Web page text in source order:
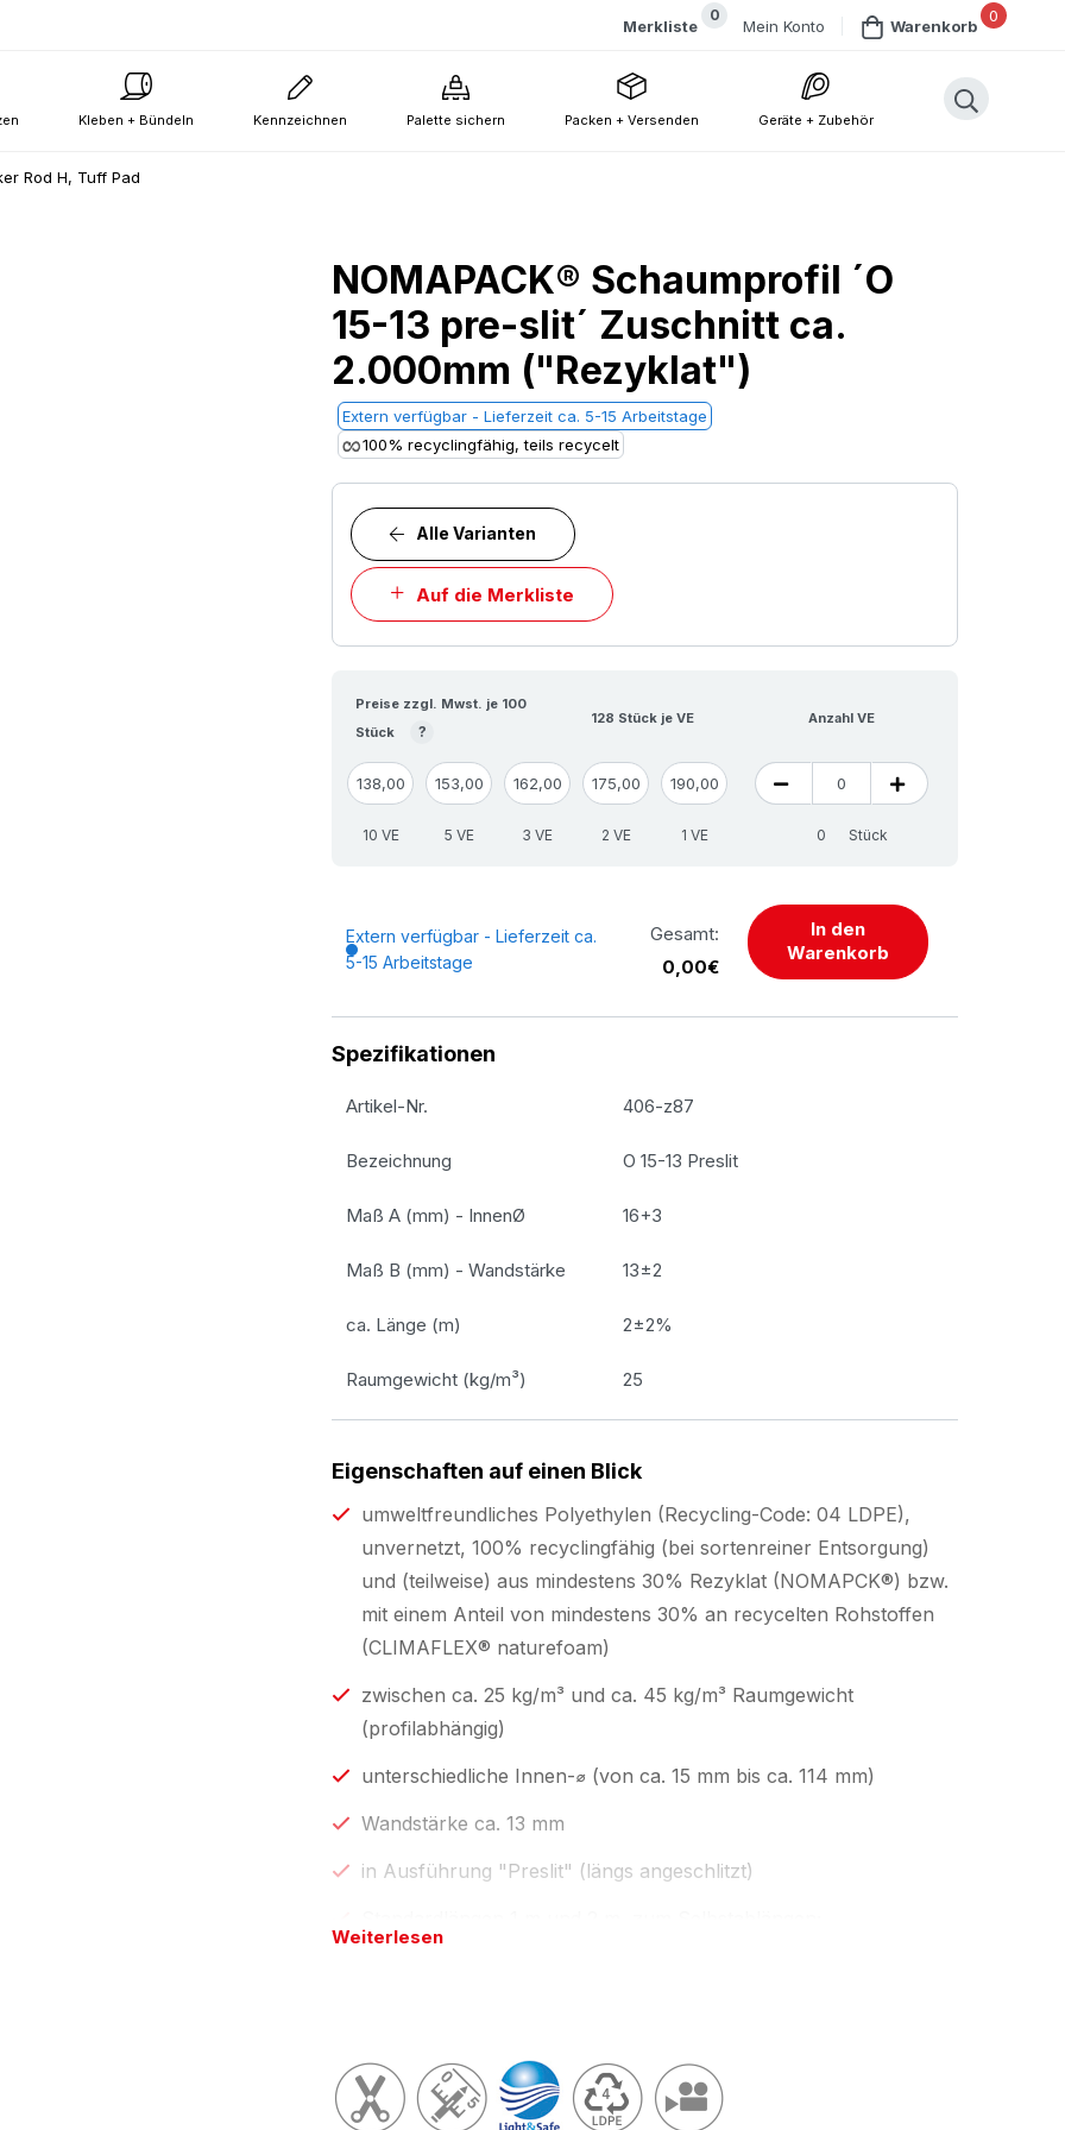
0
Merkliste Mein Konto
0
Warenkorb
Kleben + Bündeln Kennzeichnen Palette sichern Packen + Versenden Geräte + Zubehör
Rod H, Tuff Pad
NOMAPACK® Schaumprofil ´O
15-13 pre-slit´ Zuschnitt ca.
2.000mm ("Rezyklat")
Extern verfügbar - Lieferzeit ca. 5-15 Arbeitstage
100% recyclingfähig, teils recycelt
Auf die Merkliste
Alle Varianten
Preise zzgl. Mwst. je 100
Stück
?
128 Stück je VE Anzahl VE
138,00 153,00 162,00 175,00 190,00
10 VE 5 VE 3 VE 2 VE 1 VE Stück
Extern verfügbar - Lieferzeit ca.
5-15 Arbeitstage
Gesamt:
0,00€
In den
Warenkorb
Spezifikationen
Artikel-Nr. 406-z87
Bezeichnung O 15-13 Preslit
Maß A (mm) - InnenØ 16+3
Maß B (mm) - Wandstärke 13±2
ca. Länge (m) 2±2%
Raumgewicht (kg/m³) 25
Eigenschaften auf einen Blick
umweltfreundliches Polyethylen (Recycling-Code: 04 LDPE),
unvernetzt, 100% recyclingfähig (bei sortenreiner Entsorgung)
und (teilweise) aus mindestens 30% Rezyklat (NOMAPCK®) bzw.
mit einem Anteil von mindestens 30% an recycelten Rohstoffen
(CLIMAFLEX® naturefoam)
zwischen ca. 25 kg/m³ und ca. 45 kg/m³ Raumgewicht
(profilabhängig)
unterschiedliche Innen-⌀ (von ca. 15 mm bis ca. 114 mm)
Wandstärke ca. 13 mm
in Ausführung "Preslit" (längs angeschlitzt)
individuelle Profillängen über unseren Konfektionsservice "
Wunschlänge; Toleranzen nachLight & Safe
NOMAPACK® Verpackungshändler, Schaumverarbeiter
Weiterlesen